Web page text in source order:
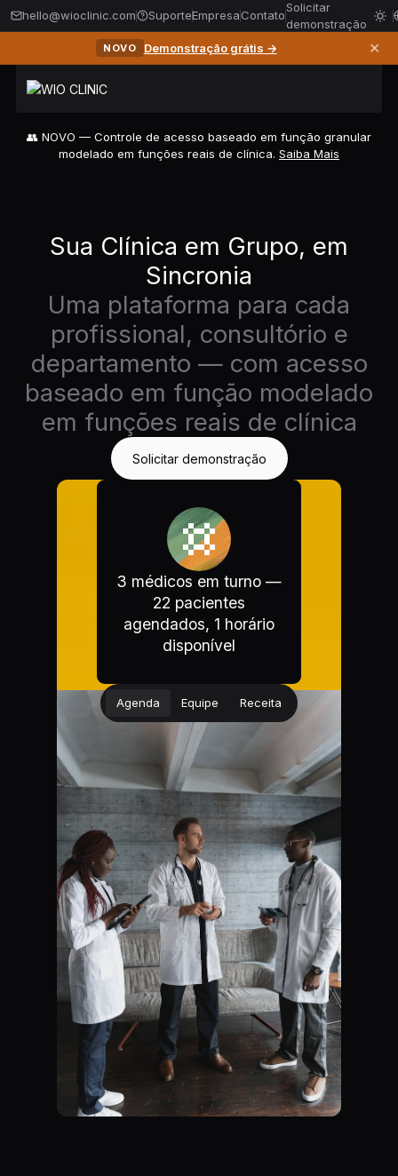
hello@wioclinic.com SuporteEmpresaContato
Solicitar
demonstração
NOVO Demonstração grátis → ✕
👥 NOVO — Controle de acesso baseado em função granular
modelado em funções reais de clínica. Saiba Mais
Sua Clínica em Grupo, em
Sincronia
Uma plataforma para cada
profissional, consultório e
departamento — com acesso
baseado em função modelado
em funções reais de clínica
Solicitar demonstração
Agenda Equipe Receita
3 médicos em turno —
22 pacientes
agendados, 1 horário
disponível